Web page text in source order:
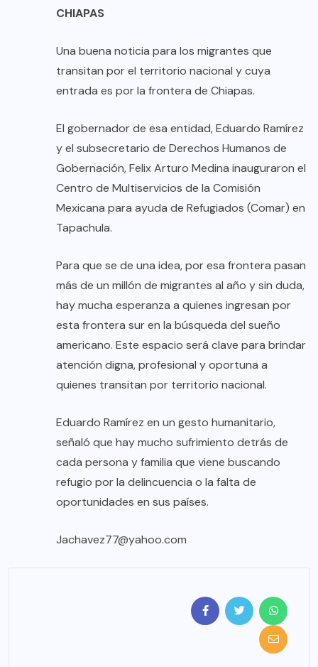
CHIAPAS
Una buena noticia para los migrantes que
transitan por el territorio nacional y cuya
entrada es por la frontera de Chiapas.
El gobernador de esa entidad, Eduardo Ramírez
y el subsecretario de Derechos Humanos de
Gobernación, Felix Arturo Medina inauguraron el
Centro de Multiservicios de la Comisión
Mexicana para ayuda de Refugiados (Comar) en
Tapachula.
Para que se de una idea, por esa frontera pasan
más de un millón de migrantes al año y sin duda,
hay mucha esperanza a quienes ingresan por
esta frontera sur en la búsqueda del sueño
americano. Este espacio será clave para brindar
atención digna, profesional y oportuna a
quienes transitan por territorio nacional.
Eduardo Ramírez en un gesto humanitario,
señaló que hay mucho sufrimiento detrás de
cada persona y familia que viene buscando
refugio por la delincuencia o la falta de
oportunidades en sus países.
Jachavez77@yahoo.com